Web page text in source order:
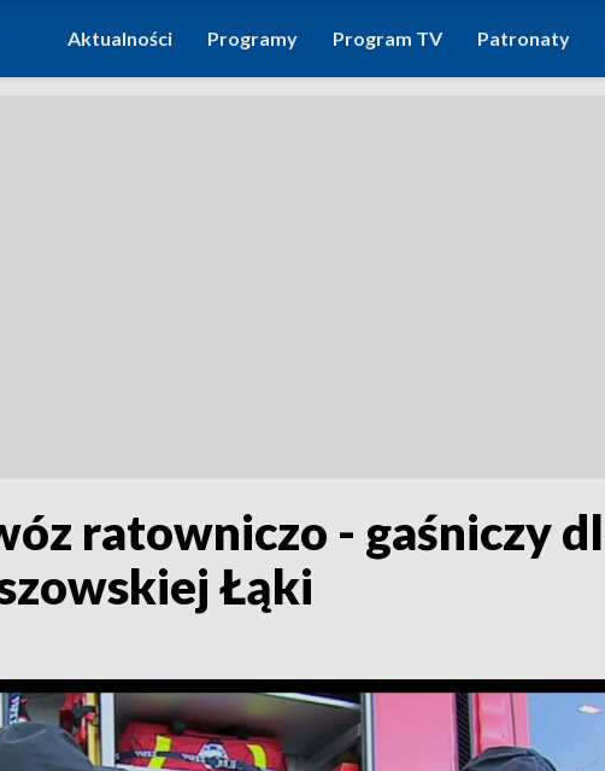
DO
Aktualności Programy Program TV Patronaty
ratowniczo - gaśniczy
Łąki